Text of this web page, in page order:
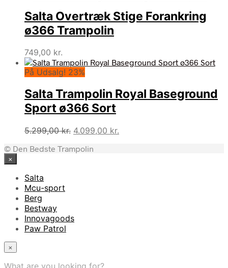
var:
4.499,00 kr..
er:
3.999,00 kr..
Salta Overtræk Stige Forankring
ø366 Trampolin
749,00 kr.
På Udsalg! 23%
Salta Trampolin Royal Baseground
Sport ø366 Sort
5.299,00kr. Den
pris
4.099,00 kr.
© Den Bedste Trampolin
×
Salta
Mcu-sport
Berg
Bestway
Innovagoods
Paw Patrol
×
What are you looking for?